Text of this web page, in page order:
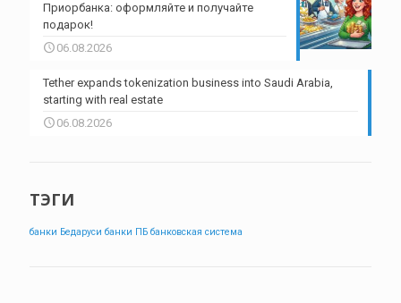
Приорбанка: оформляйте и получайте
подарок!
06.08.2026
Tether expands tokenization business into Saudi Arabia,
starting with real estate
06.08.2026
ТЭГИ
банки Бедаруси банки ПБ банковская система